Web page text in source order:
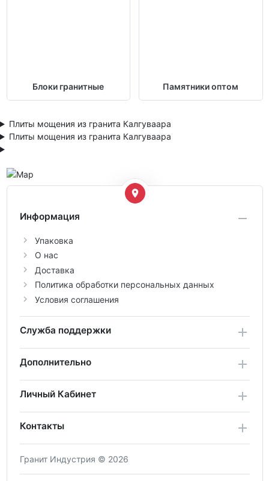
Блоки гранитные Памятники оптом
Плиты мощения из гранита Калгуваара
Плиты мощения из гранита Калгуваара
Информация
Упаковка
О нас
Доставка
Политика обработки персональных данных
Условия соглашения
Служба поддержки
Дополнительно
Личный Кабинет
Контакты
Гранит Индустрия © 2026